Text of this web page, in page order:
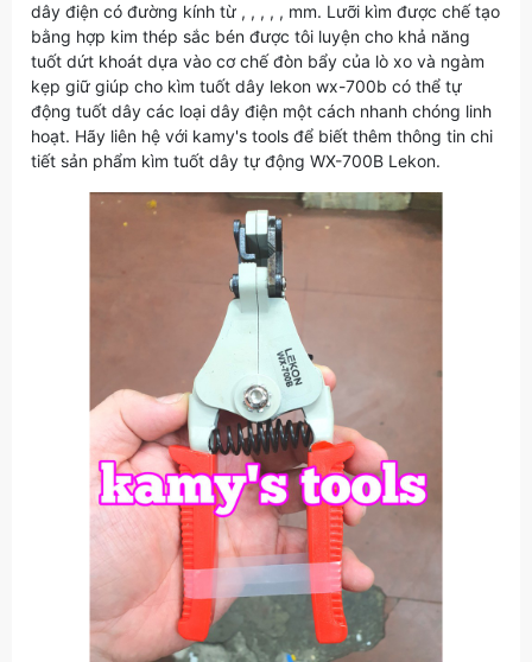
dây điện có đường kính từ , , , , , mm. Lưỡi kìm được chế tạo
bằng hợp kim thép sắc bén được tôi luyện cho khả năng
tuốt dứt khoát dựa vào cơ chế đòn bẩy của lò xo và ngàm
kẹp giữ giúp cho kìm tuốt dây lekon wx-700b có thể tự
động tuốt dây các loại dây điện một cách nhanh chóng linh
hoạt. Hãy liên hệ với kamy's tools để biết thêm thông tin chi
tiết sản phẩm kìm tuốt dây tự động WX-700B Lekon.